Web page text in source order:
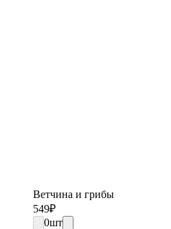
Ветчина и грибы
549₽
0шт